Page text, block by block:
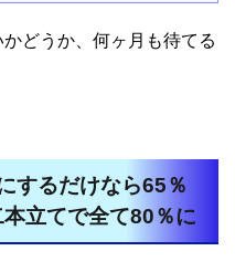
どうか、何ヶ月も待てる
するだけなら65％
立てで全て80％に